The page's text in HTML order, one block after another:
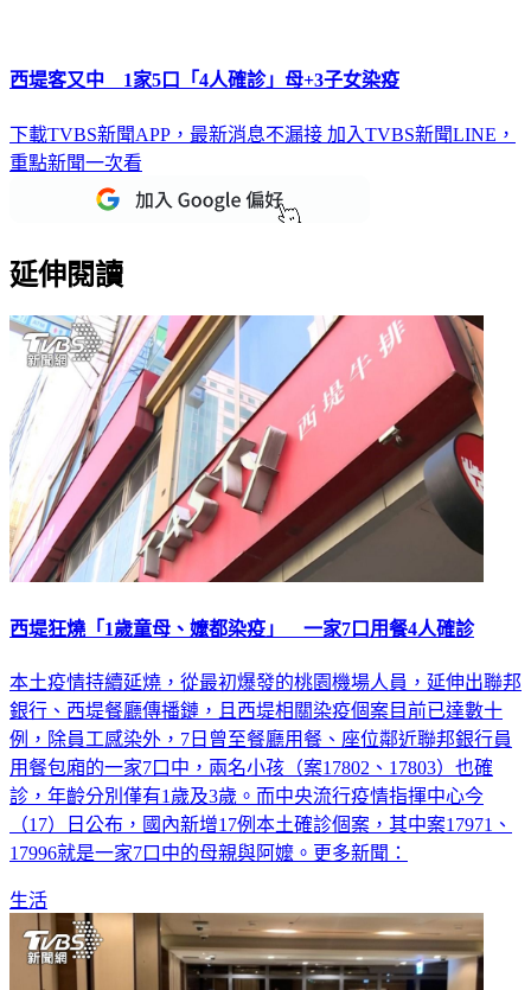
西堤客又中 1家5口「4人確診」母+3子女染疫
下載TVBS新聞APP，最新消息不漏接 加入TVBS新聞LINE，
重點新聞一次看
延伸閱讀
西堤狂燒「1歲童母、嬤都染疫」 一家7口用餐4人確診
本土疫情持續延燒，從最初爆發的桃園機場人員，延伸出聯邦
銀行、西堤餐廳傳播鏈，且西堤相關染疫個案目前已達數十
例，除員工感染外，7日曾至餐廳用餐、座位鄰近聯邦銀行員
用餐包廂的一家7口中，兩名小孩（案17802、17803）也確
診，年齡分別僅有1歲及3歲。而中央流行疫情指揮中心今
（17）日公布，國內新增17例本土確診個案，其中案17971、
17996就是一家7口中的母親與阿嬤。更多新聞：
生活